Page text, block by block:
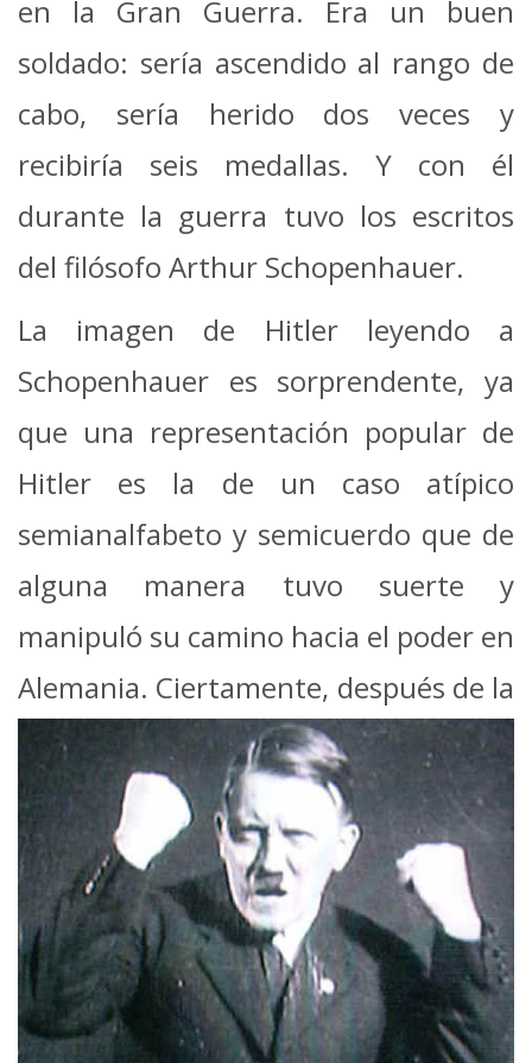
en la Gran Guerra. Era un buen
soldado: sería ascendido al rango de
cabo, sería herido dos veces y
recibiría seis medallas. Y con él
durante la guerra tuvo los escritos
del filósofo Arthur Schopenhauer.
La imagen de Hitler leyendo a
Schopenhauer es sorprendente, ya
que una representación popular de
Hitler es la de un caso atípico
semianalfabeto y semicuerdo que de
alguna manera tuvo suerte y
manipuló su camino hacia el poder en
Alemania. Ciertamente, después de la